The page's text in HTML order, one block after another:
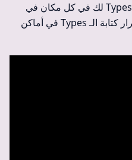
حسنا .. الـ Inference هو تَتَبُع الـ Types لك في كل مكان في
الكود، يُفيدك في أنه يُغنيك عن تِكرار كتابة الـ Types في أماكن